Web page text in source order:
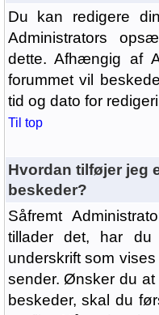
Du kan redigere
Administrators
dette. Afhængig af
forummet vil
tid og dato for
Til top
Hvordan tilføjer jeg
beskeder?
Såfremt
tillader det, har
underskrift som
sender. Ønsker du
beskeder, skal du